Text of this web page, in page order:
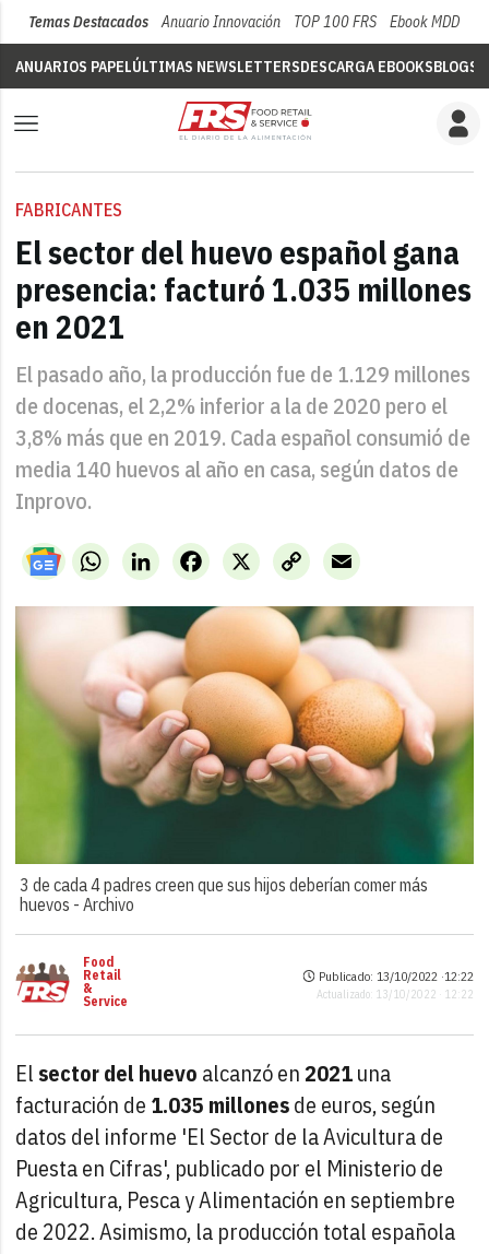
Temas Destacados Anuario Innovación TOP 100 FRS Ebook MDD
ANUARIOS PAPELÚLTIMAS NEWSLETTERSDESCARGA EBOOKSBLOGS
FABRICANTES
El sector del huevo español gana
presencia: facturó 1.035 millones
en 2021
El pasado año, la producción fue de 1.129 millones
de docenas, el 2,2% inferior a la de 2020 pero el
3,8% más que en 2019. Cada español consumió de
media 140 huevos al año en casa, según datos de
Inprovo.
WhatsAppLinkedIn X
Facebook
Copy
Link
Email
3 de cada 4 padres creen que sus hijos deberían comer más
huevos -Archivo
Food
Retail
&
Service
Publicado: 13/10/2022 ·12:22
Actualizado: 13/10/2022 · 12:22
El sector del huevo alcanzó en2021una
facturación de 1.035 millonesde euros, según
datos del informe 'El Sector de la Avicultura de
Puesta en Cifras', publicado por el Ministerio de
Agricultura, Pesca y Alimentación en septiembre
de 2022. Asimismo, la producción total española